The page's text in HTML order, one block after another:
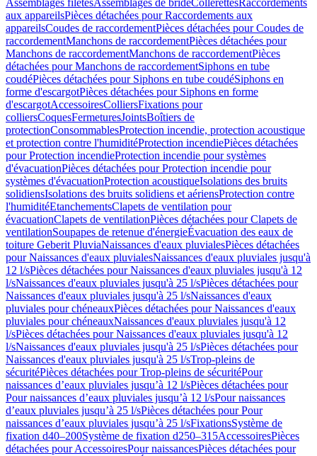
Assemblages filetésAssemblages de brideCollerettesRaccordements
aux appareilsPièces détachées pour Raccordements aux
appareilsCoudes de raccordementPièces détachées pour Coudes de
raccordementManchons de raccordementPièces détachées pour
Manchons de raccordementManchons de raccordementPièces
détachées pour Manchons de raccordementSiphons en tube
coudéPièces détachées pour Siphons en tube coudéSiphons en
forme d'escargotPièces détachées pour Siphons en forme
d'escargotAccessoiresColliersFixations pour
colliersCoquesFermeturesJointsBoîtiers de
protectionConsommablesProtection incendie, protection acoustique
et protection contre l'humiditéProtection incendiePièces détachées
pour Protection incendieProtection incendie pour systèmes
d'évacuationPièces détachées pour Protection incendie pour
systèmes d'évacuationProtection acoustiqueIsolations des bruits
solidiensIsolations des bruits solidiens et aériensProtection contre
l'humiditéEtanchementsClapets de ventilation pour
évacuationClapets de ventilationPièces détachées pour Clapets de
ventilationSoupapes de retenue d'énergieÉvacuation des eaux de
toiture Geberit PluviaNaissances d'eaux pluvialesPièces détachées
pour Naissances d'eaux pluvialesNaissances d'eaux pluviales jusqu'à
12 l/sPièces détachées pour Naissances d'eaux pluviales jusqu'à 12
l/sNaissances d'eaux pluviales jusqu'à 25 l/sPièces détachées pour
Naissances d'eaux pluviales jusqu'à 25 l/sNaissances d'eaux
pluviales pour chéneauxPièces détachées pour Naissances d'eaux
pluviales pour chéneauxNaissances d'eaux pluviales jusqu'à 12
l/sPièces détachées pour Naissances d'eaux pluviales jusqu'à 12
l/sNaissances d'eaux pluviales jusqu'à 25 l/sPièces détachées pour
Naissances d'eaux pluviales jusqu'à 25 l/sTrop-pleins de
sécuritéPièces détachées pour Trop-pleins de sécuritéPour
naissances d’eaux pluviales jusqu’à 12 l/sPièces détachées pour
Pour naissances d’eaux pluviales jusqu’à 12 l/sPour naissances
d’eaux pluviales jusqu’à 25 l/sPièces détachées pour Pour
naissances d’eaux pluviales jusqu’à 25 l/sFixationsSystème de
fixation d40–200Système de fixation d250–315AccessoiresPièces
détachées pour AccessoiresPour naissancesPièces détachées pour